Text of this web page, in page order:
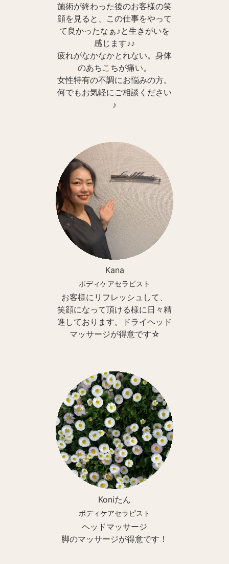
施術が終わった後のお客様の笑
顔を見ると、この仕事をやって
て良かったなぁ♪と生きがいを
感じます♪♪
疲れがなかなかとれない。身体
のあちこちが痛い。
女性特有の不調にお悩みの方。
何でもお気軽にご相談ください
♪
Kana
ボディケアセラピスト
お客様にリフレッシュして、
笑顔になって頂ける様に日々精
進しております。ドライヘッド
マッサージが得意です☆
Koniたん
ボディケアセラピスト
ヘッドマッサージ
脚のマッサージが得意です！